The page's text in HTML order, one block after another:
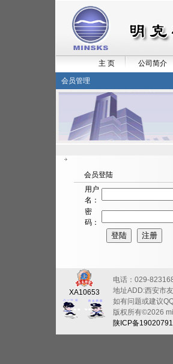
主 页 公司简介
会员管理
会员登陆
用户
名：
密
码：
XA10653
电话：029-
地址ADD:西安市
如有问题或建议
版权所有©2026
陕ICP备